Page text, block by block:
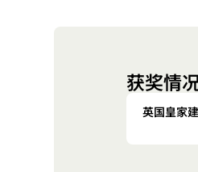
获奖情
英国皇家